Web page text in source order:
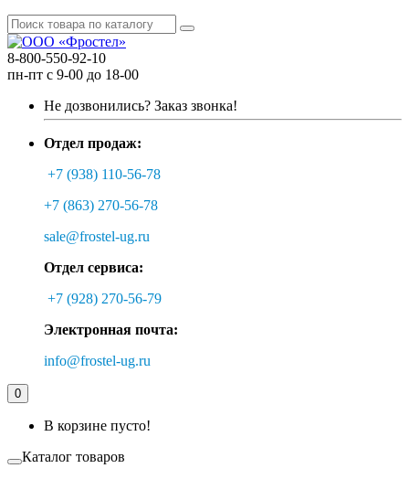
8-800-550-92-10
пн-пт с 9-00 до 18-00
Не дозвонились? Заказ звонка!
Отдел продаж:
+7 (938) 110-56-78
+7 (863) 270-56-78
sale@frostel-ug.ru
Отдел сервиса:
+7 (928) 270-56-79
Электронная почта:
info@frostel-ug.ru
0
В корзине пусто!
Каталог товаров